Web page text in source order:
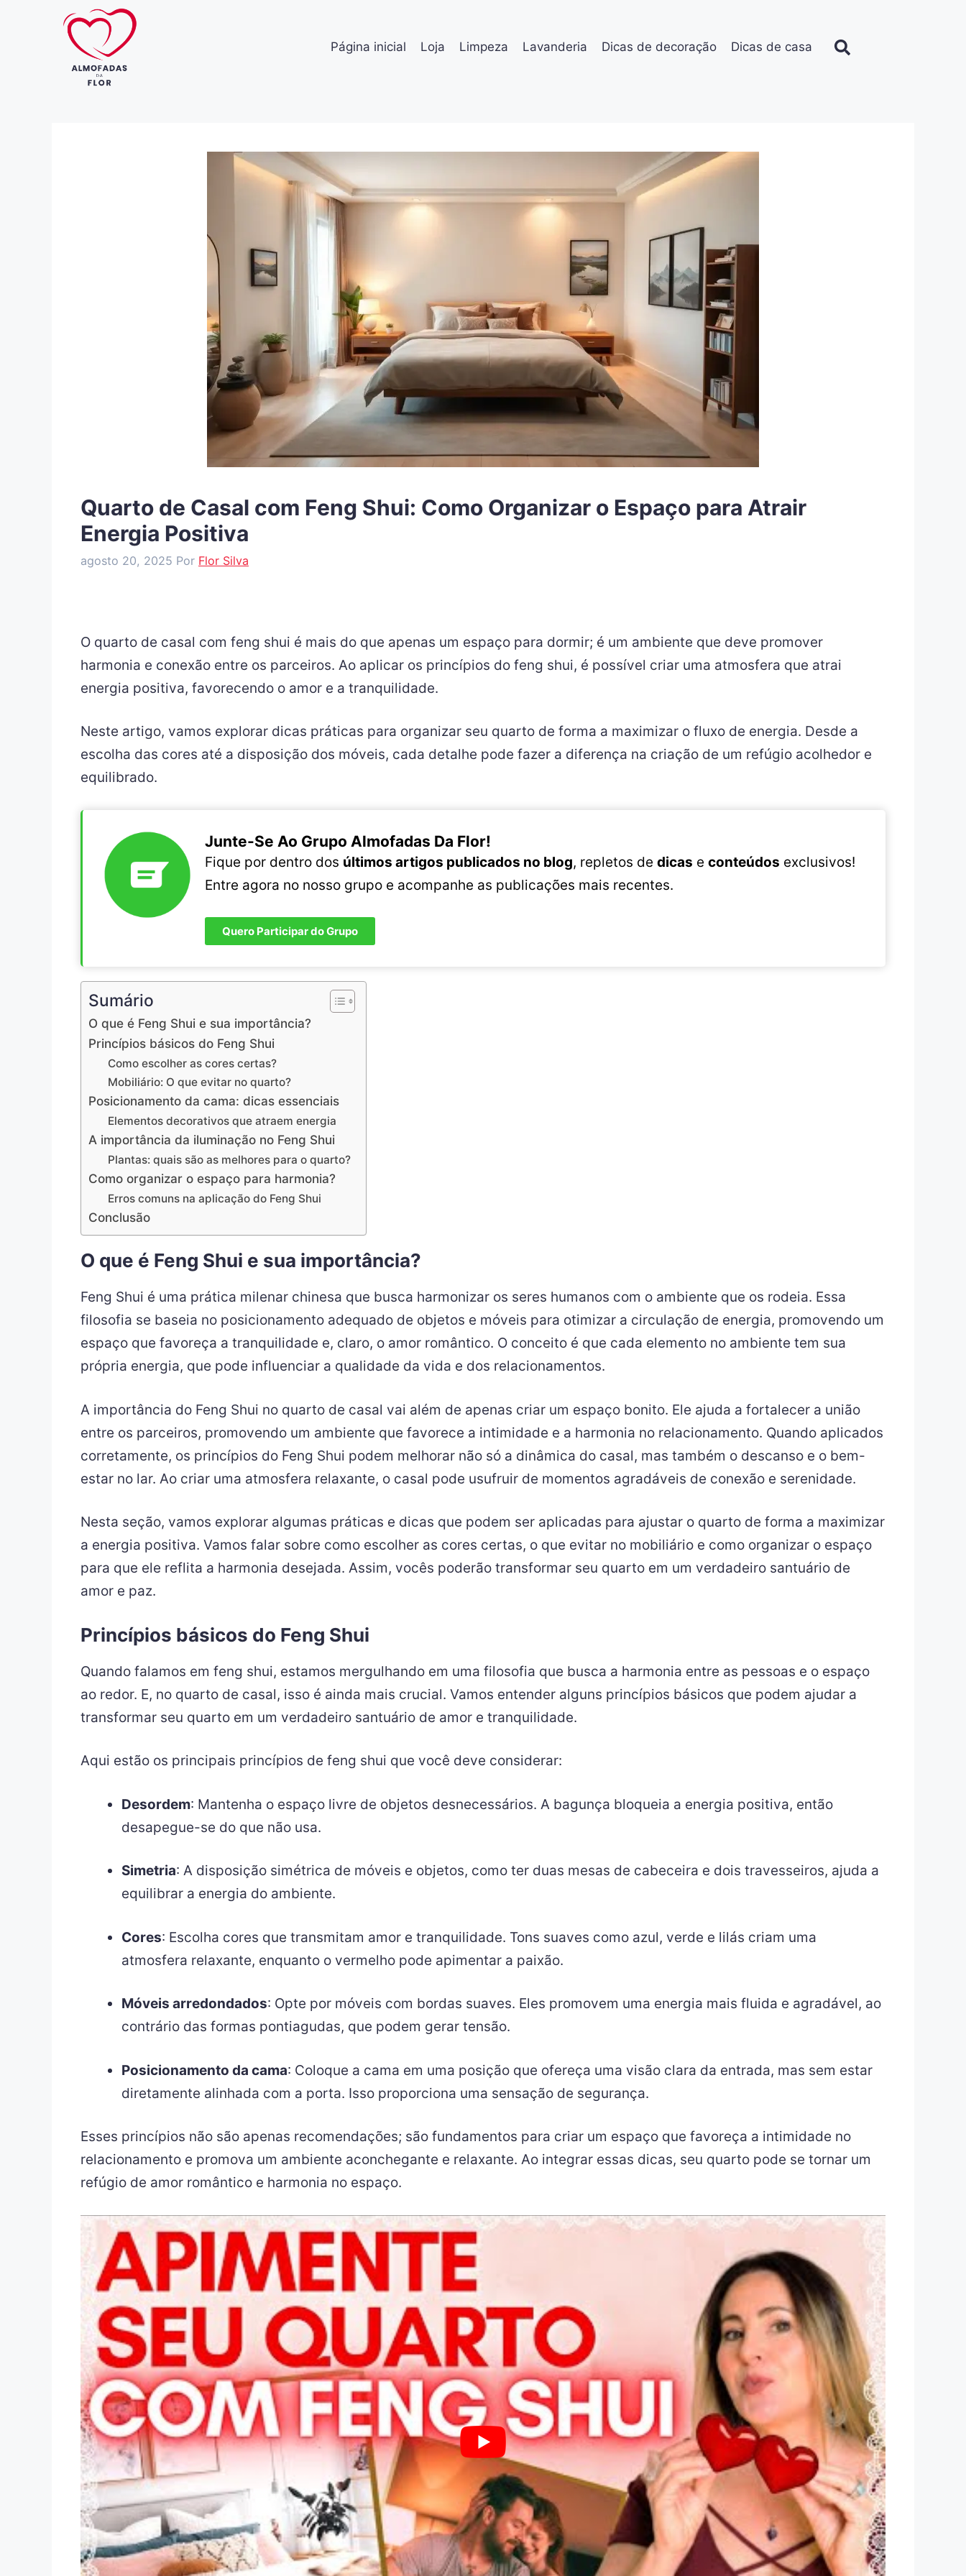
Página inicial Loja Limpeza Lavanderia Dicas de decoração Dicas de casa
Quarto de Casal com Feng Shui: Como Organizar o Espaço para Atrair
Energia Positiva
agosto 20, 2025 Por Flor Silva
O quarto de casal com feng shui é mais do que apenas um espaço para dormir; é um ambiente que deve promover
harmonia e conexão entre os parceiros. Ao aplicar os princípios do feng shui, é possível criar uma atmosfera que atrai
energia positiva, favorecendo o amor e a tranquilidade.
Neste artigo, vamos explorar dicas práticas para organizar seu quarto de forma a maximizar o fluxo de energia. Desde a
escolha das cores até a disposição dos móveis, cada detalhe pode fazer a diferença na criação de um refúgio acolhedor e
equilibrado.
Junte-Se Ao Grupo Almofadas Da Flor!
Fique por dentro dos últimos artigos publicados no blog, repletos dedicas econteúdos exclusivos!
Entre agora no nosso grupo e acompanhe as publicações mais recentes.
Quero Participar do Grupo
Sumário
O que é Feng Shui e sua importância?
Princípios básicos do Feng Shui
Como escolher as cores certas?
Mobiliário: O que evitar no quarto?
Posicionamento da cama: dicas essenciais
Elementos decorativos que atraem energia
A importância da iluminação no Feng Shui
Plantas: quais são as melhores para o quarto?
Como organizar o espaço para harmonia?
Erros comuns na aplicação do Feng Shui
Conclusão
O que é Feng Shui e sua importância?
Feng Shui é uma prática milenar chinesa que busca harmonizar os seres humanos com o ambiente que os rodeia. Essa
filosofia se baseia no posicionamento adequado de objetos e móveis para otimizar a circulação de energia, promovendo um
espaço que favoreça a tranquilidade e, claro, o amor romântico. O conceito é que cada elemento no ambiente tem sua
própria energia, que pode influenciar a qualidade da vida e dos relacionamentos.
A importância do Feng Shui no quarto de casal vai além de apenas criar um espaço bonito. Ele ajuda a fortalecer a união
entre os parceiros, promovendo um ambiente que favorece a intimidade e a harmonia no relacionamento. Quando aplicados
corretamente, os princípios do Feng Shui podem melhorar não só a dinâmica do casal, mas também o descanso e o bem-
estar no lar. Ao criar uma atmosfera relaxante, o casal pode usufruir de momentos agradáveis de conexão e serenidade.
Nesta seção, vamos explorar algumas práticas e dicas que podem ser aplicadas para ajustar o quarto de forma a maximizar
a energia positiva. Vamos falar sobre como escolher as cores certas, o que evitar no mobiliário e como organizar o espaço
para que ele reflita a harmonia desejada. Assim, vocês poderão transformar seu quarto em um verdadeiro santuário de
amor e paz.
Princípios básicos do Feng Shui
Quando falamos em feng shui, estamos mergulhando em uma filosofia que busca a harmonia entre as pessoas e o espaço
ao redor. E, no quarto de casal, isso é ainda mais crucial. Vamos entender alguns princípios básicos que podem ajudar a
transformar seu quarto em um verdadeiro santuário de amor e tranquilidade.
Aqui estão os principais princípios de feng shui que você deve considerar:
Desordem: Mantenha o espaço livre de objetos desnecessários. A bagunça bloqueia a energia positiva, então
desapegue-se do que não usa.
Simetria: A disposição simétrica de móveis e objetos, como ter duas mesas de cabeceira e dois travesseiros, ajuda a
equilibrar a energia do ambiente.
Cores: Escolha cores que transmitam amor e tranquilidade. Tons suaves como azul, verde e lilás criam uma
atmosfera relaxante, enquanto o vermelho pode apimentar a paixão.
Móveis arredondados: Opte por móveis com bordas suaves. Eles promovem uma energia mais fluida e agradável, ao
contrário das formas pontiagudas, que podem gerar tensão.
Posicionamento da cama: Coloque a cama em uma posição que ofereça uma visão clara da entrada, mas sem estar
diretamente alinhada com a porta. Isso proporciona uma sensação de segurança.
Esses princípios não são apenas recomendações; são fundamentos para criar um espaço que favoreça a intimidade no
relacionamento e promova um ambiente aconchegante e relaxante. Ao integrar essas dicas, seu quarto pode se tornar um
refúgio de amor romântico e harmonia no espaço.